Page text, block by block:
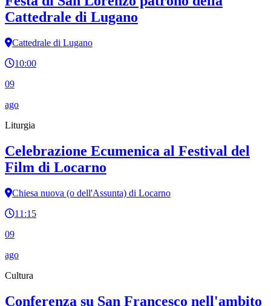
Cattedrale di Lugano
Cattedrale di Lugano
10:00
09
ago
Liturgia
Celebrazione Ecumenica al Festival del
Film di Locarno
Chiesa nuova (o dell'Assunta) di Locarno
11:15
09
ago
Cultura
Conferenza su San Francesco nell'ambito